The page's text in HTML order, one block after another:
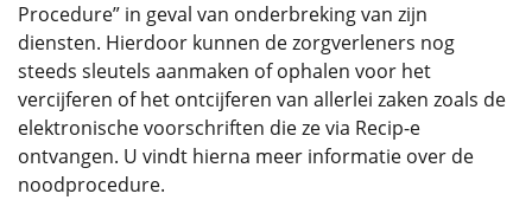
Procedure” in geval van onderbreking van zijn
diensten. Hierdoor kunnen de zorgverleners nog
steeds sleutels aanmaken of ophalen voor het
vercijferen of het ontcijferen van allerlei zaken zoals de
elektronische voorschriften die ze via Recip-e
ontvangen. U vindt hierna meer informatie over de
noodprocedure.